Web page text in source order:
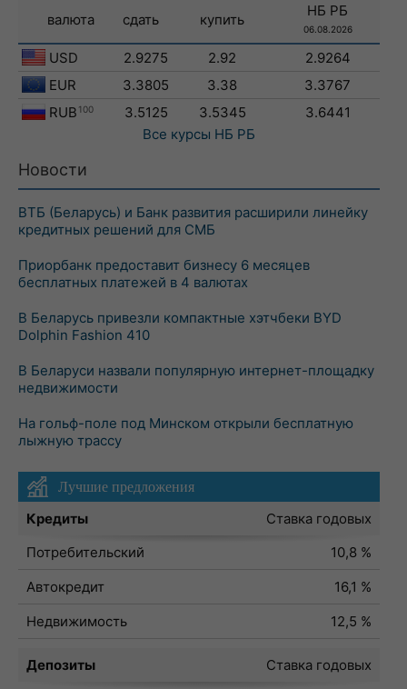
валюта сдать купить
НБ РБ
06.08.2026
USD 2.9275 2.92
2.9264
EUR
3.3805 3.38
3.3767
RUB 100 3.5125 3.5345
3.6441
Все курсы НБ РБ
Новости
ВТБ (Беларусь) и Банк развития расширили линейку
кредитных решений для СМБ
Приорбанк предоставит бизнесу 6 месяцев
бесплатных платежей в 4 валютах
В Беларусь привезли компактные хэтчбеки BYD
Dolphin Fashion 410
В Беларуси назвали популярную интернет-площадку
недвижимости
На гольф-поле под Минском открыли бесплатную
лыжную трассу
Лучшие предложения
Кредиты
Ставка годовых
Потребительский
10,8 %
Автокредит
16,1 %
Недвижимость
12,5 %
Депозиты
Ставка годовых